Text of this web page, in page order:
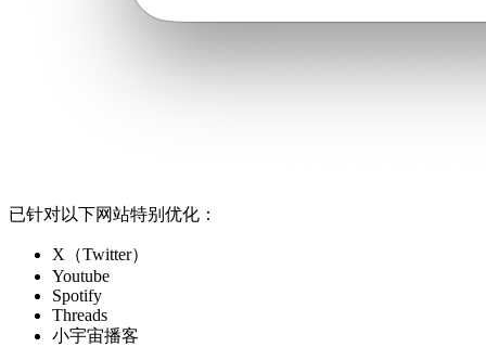
已针对以下网站特别优化：
X（Twitter）
Youtube
Spotify
Threads
小宇宙播客